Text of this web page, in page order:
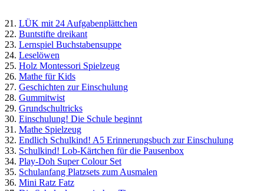
21. LÜK mit 24 Aufgabenplättchen
22. Buntstifte dreikant
23. Lernspiel Buchstabensuppe
24. Leselöwen
25. Holz Montessori Spielzeug
26. Mathe für Kids
27. Geschichten zur Einschulung
28. Gummitwist
29. Grundschultricks
30. Einschulung! Die Schule beginnt
31. Mathe Spielzeug
32. Endlich Schulkind! A5 Erinnerungsbuch zur Einschulung
33. Schulkind! Lob-Kärtchen für die Pausenbox
34. Play-Doh Super Colour Set
35. Schulanfang Platzsets zum Ausmalen
36. Mini Ratz Fatz